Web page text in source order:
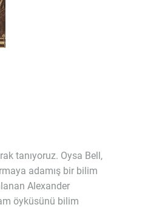
tanıyoruz. Oysa Bell,
adamış bir bilim
Alexander
öyküsünü bilim